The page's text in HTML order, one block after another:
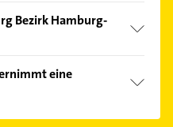
Sie von den
können Sie sich
Bezirk Hamburg-
Sonn- und
eine
angeboten: